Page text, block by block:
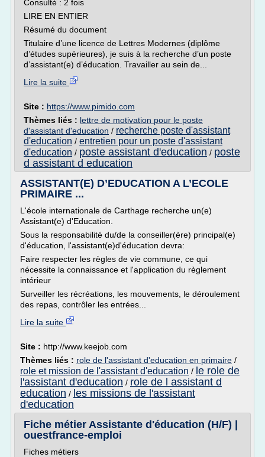
Consulté : 2 fois
LIRE EN ENTIER
Résumé du document
Titulaire d’une licence de Lettres Modernes (diplôme
d’études supérieures), je suis à la recherche d’un poste
d’assistant(e) d’éducation. Travailler au sein de...
Lire la suite
Site : https://www.pimido.com
Thèmes liés : lettre de motivation pour le poste
d'assistant d'education / recherche poste d'assistant
d'education / entretien pour un poste d'assistant
d'education / poste assistant d'education / poste
d assistant d education
ASSISTANT(E) D’EDUCATION A L’ECOLE
PRIMAIRE ...
L'école internationale de Carthage recherche un(e)
Assistant(e) d'Education.
Sous la responsabilité du/de la conseiller(ère) principal(e)
d'éducation, l'assistant(e)d'éducation devra:
Faire respecter les règles de vie commune, ce qui
nécessite la connaissance et l'application du règlement
intérieur
Surveiller les récréations, les mouvements, le déroulement
des repas, contrôler les entrées...
Lire la suite
Site : http://www.keejob.com
Thèmes liés : role de l'assistant d'education en primaire /
role et mission de l'assistant d'education / le role de
l'assistant d'education / role de l assistant d
education / les missions de l'assistant
d'education
Fiche métier Assistante d'éducation (H/F) |
ouestfrance-emploi
Fiches métiers